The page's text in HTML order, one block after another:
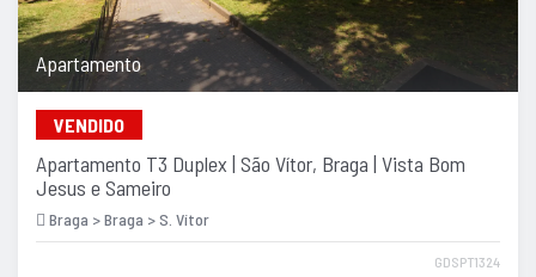
Apartamento
VENDIDO
Apartamento T3 Duplex | São Vítor, Braga | Vista Bom
Jesus e Sameiro
Braga > Braga > S. Vítor
GDSPT1324